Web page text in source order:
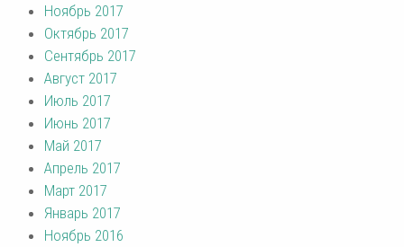
Ноябрь 2017
Октябрь 2017
Сентябрь 2017
Август 2017
Июль 2017
Июнь 2017
Май 2017
Апрель 2017
Март 2017
Январь 2017
Ноябрь 2016